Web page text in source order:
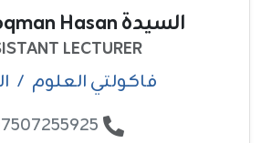
السيدة Dalia Loqman Hasan
LECTURER
فاکولتي العلوم /